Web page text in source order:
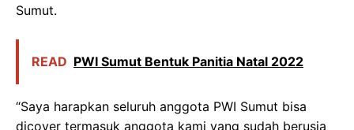
Sumut.
READ PWI Sumut Bentuk Panitia Natal 2022
“Saya harapkan seluruh anggota PWI Sumut bisa
dicover termasuk anggota kami yang sudah berusia